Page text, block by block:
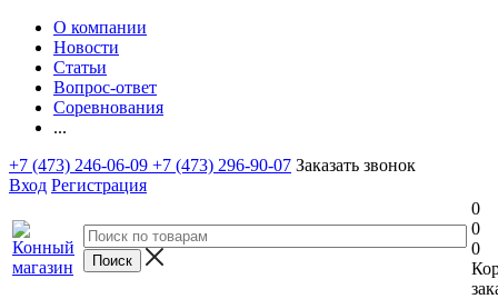
О компании
Новости
Статьи
Вопрос-ответ
Соревнования
...
+7 (473) 246-06-09 +7 (473) 296-90-07 Заказать звонок
Вход Регистрация
0
0
0